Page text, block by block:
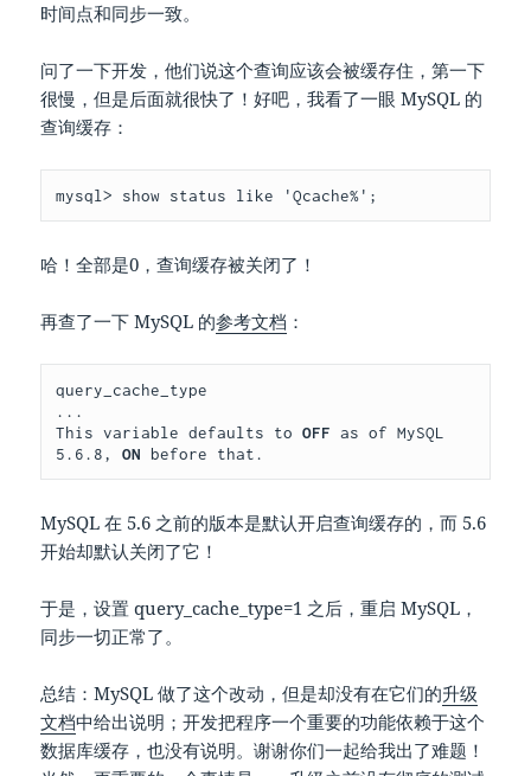
时间点和同步一致。
问了一下开发，他们说这个查询应该会被缓存住，第一下
很慢，但是后面就很快了！好吧，我看了一眼 MySQL 的
查询缓存：
mysql> show status like 'Qcache%';
哈！全部是0，查询缓存被关闭了！
再查了一下 MySQL 的参考文档 ：
query_cache_type
...
This variable defaults to OFF as of MySQL
5.6.8, ON
MySQL 在 5.6 之前的版本是默认开启查询缓存的，而 5.6
开始却默认关闭了它！
于是，设置 query_cache_type=1 之后，重启 MySQL，
同步一切正常了。
总结：MySQL 做了这个改动，但是却没有在它们的升级
文档中给出说明；开发把程序一个重要的功能依赖于这个
数据库缓存，也没有说明。谢谢你们一起给我出了难题！